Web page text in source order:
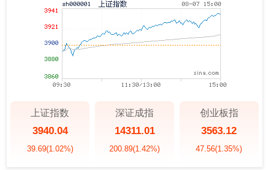
上证指数
3940.04
39.69(1.02%)
深证成指
14311.01
200.89(1.42%)
创业板指
3563.12
47.56(1.35%)